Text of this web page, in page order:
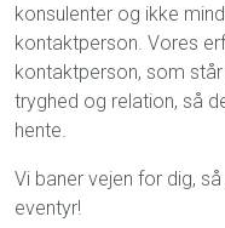
konsulenter og ikke
kontaktperson. Vores
kontaktperson, som
tryghed og relation, så
hente.
Vi baner vejen for dig,
eventyr!